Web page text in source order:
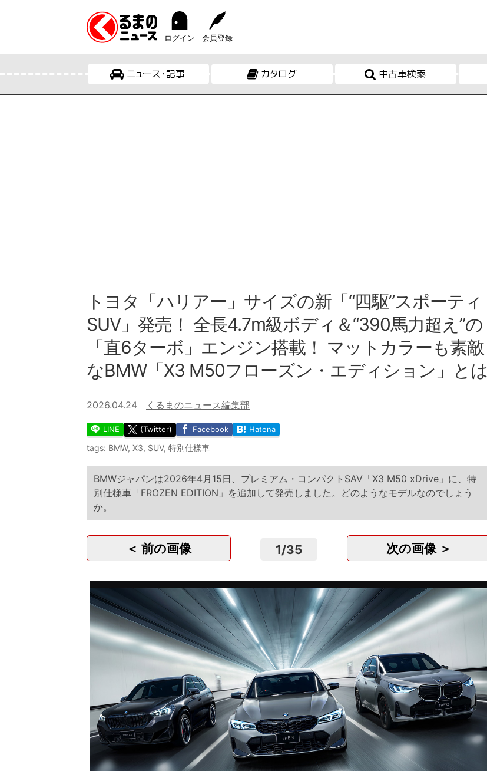
ログイン 会員登録
ニュース・記事 カタログ 中古車検索
トヨタ「ハリアー」サイズの新「“四駆”スポーティ
SUV」発売！ 全長4.7m級ボディ＆“390馬力超え”の
「直6ターボ」エンジン搭載！ マットカラーも素敵
なBMW「X3 M50フローズン・エディション」とは
2026.04.24 くるまのニュース編集部
LINE (Twitter) Facebook Hatena
tags: BMW, X3, SUV, 特別仕様車
BMWジャパンは2026年4月15日、プレミアム・コンパクトSAV「X3 M50 xDrive」に、特
別仕様車「FROZEN EDITION」を追加して発売しました。どのようなモデルなのでしょう
か。
＜ 前の画像 1/35 次の画像 ＞